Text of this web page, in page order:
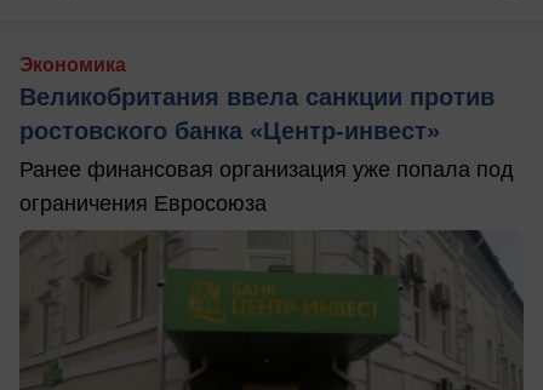
Экономика
Великобритания ввела санкции против
ростовского банка «Центр-инвест»
Ранее финансовая организация уже попала под
ограничения Евросоюза